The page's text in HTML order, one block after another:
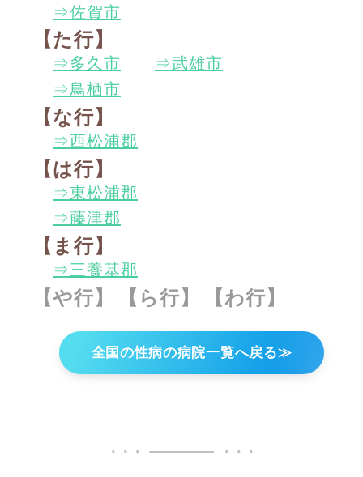
⇒佐賀市
【た行】
⇒多久市 ⇒武雄市
⇒鳥栖市
【な行】
⇒西松浦郡
【は行】
⇒東松浦郡
⇒藤津郡
【ま行】
⇒三養基郡
【や行】 【ら行】 【わ行】
全国の性病の病院一覧へ戻る≫